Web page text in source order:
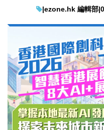
教學評測
EduTech
IT Times
生成式AI與雲端應用
Enterprise Digital
特集
|ezone.hk 編輯部|